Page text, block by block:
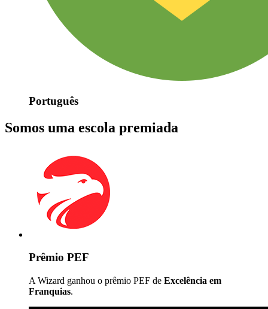
Português
Somos uma escola premiada
Prêmio PEF
A Wizard ganhou o prêmio PEF de Excelência em
Franquias.